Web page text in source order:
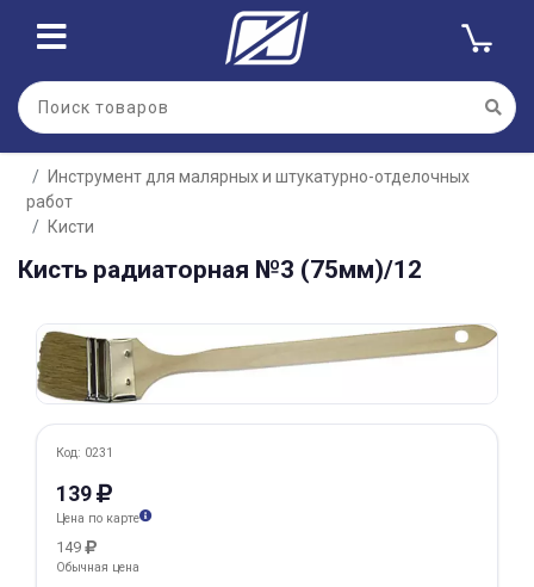
Инструмент для малярных и штукатурно-отделочных
работ
Кисти
Кисть радиаторная №3 (75мм)/12
Код: 0231
139
Цена по карте
149
Обычная цена
Для клиентов всех банков
Разбейте
оплату
без переплат
График платежей
Добавляйте товары